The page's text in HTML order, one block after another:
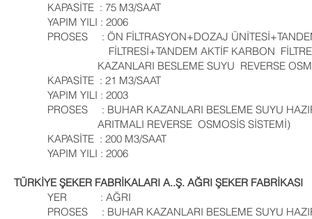
KAPASİTE : 75 M3/SAAT
YAPIM YILI : 2006
PROSES : ÖN FİLTRASYON+DOZAJ
FİLTRESİ+TANDEM AKTİF KARBON
KAZANLARI BESLEME SUYU REVERSE
KAPASİTE : 21 M3/SAAT
YAPIM YILI : 2003
PROSES : BUHAR KAZANLARI BESLEME SUYU
ARITMALI REVERSE OSMOSİS SİSTEMİ)
KAPASİTE : 200 M3/SAAT
YAPIM YILI : 2006
TÜRKİYE ŞEKER FABRİKALARI A..Ş. AĞRI ŞEKER FABRİKASI
YER : AĞRI
PROSES : BUHAR KAZANLARI BESLEME SUYU